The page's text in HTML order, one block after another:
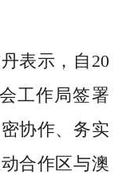
表示，自20
工作局签署
协作、务实
合作区与澳